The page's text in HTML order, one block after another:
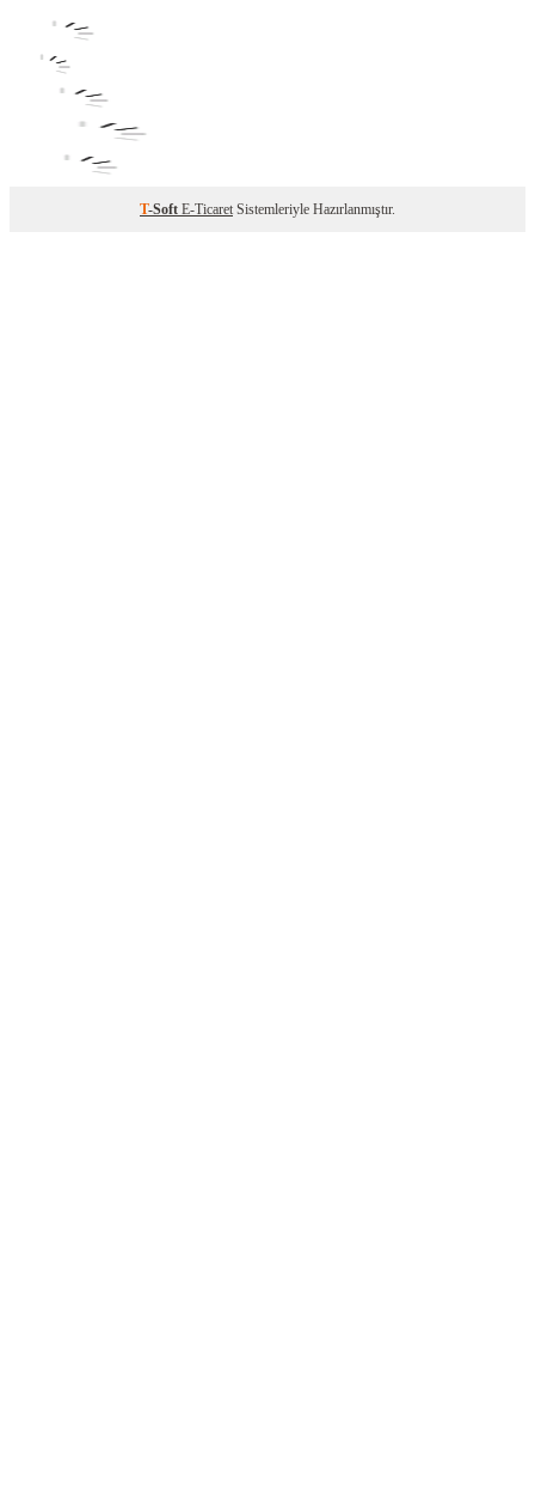
T-Soft E-Ticaret Sistemleriyle Hazırlanmıştır.